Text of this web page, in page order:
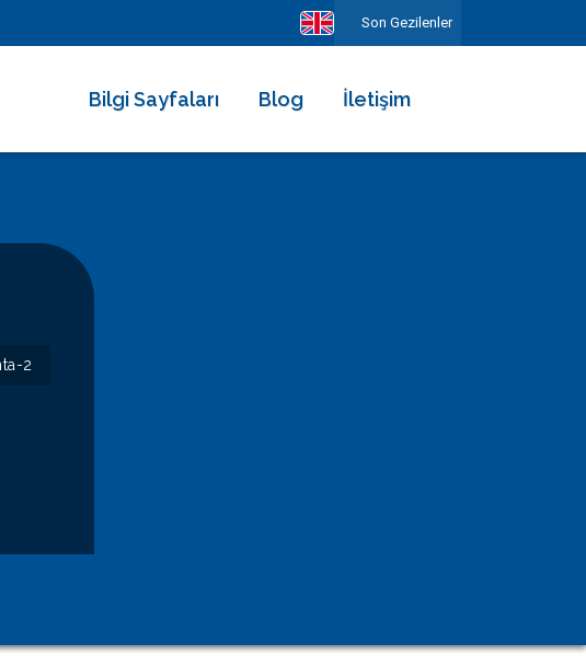
Son Gezilenler
Bilgi Sayfaları
Villamı Kiraya Vermek İstiyorum
Blog İletişim
2